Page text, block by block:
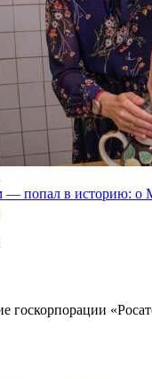
— попал в историю: о
госкорпорации